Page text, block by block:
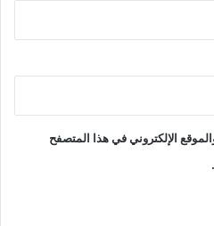
الإلكتروني في هذا المتصفح